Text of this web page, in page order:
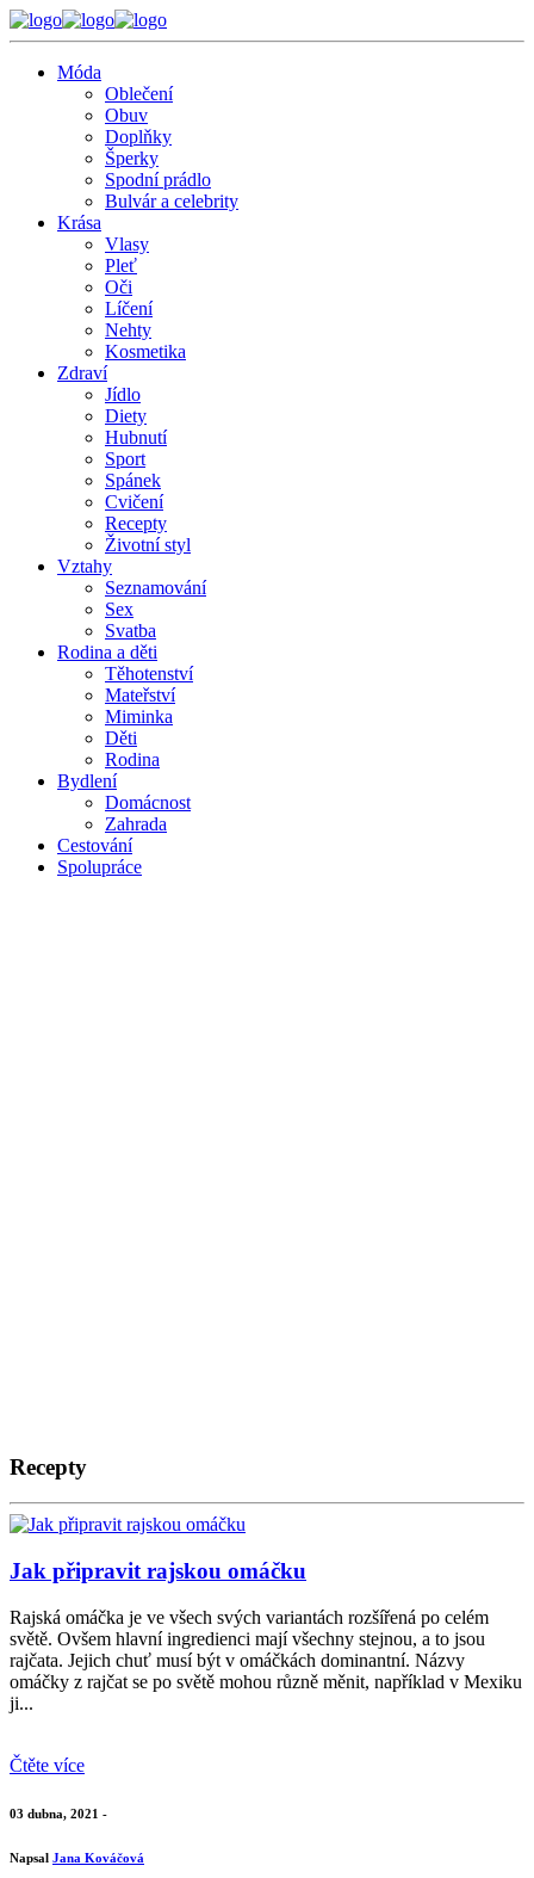
Móda
Oblečení
Obuv
Doplňky
Šperky
Spodní prádlo
Bulvár a celebrity
Krása
Vlasy
Pleť
Oči
Líčení
Nehty
Kosmetika
Zdraví
Jídlo
Diety
Hubnutí
Sport
Spánek
Cvičení
Recepty
Životní styl
Vztahy
Seznamování
Sex
Svatba
Rodina a děti
Těhotenství
Mateřství
Miminka
Děti
Rodina
Bydlení
Domácnost
Zahrada
Cestování
Spolupráce
Recepty
Jak připravit rajskou omáčku
Rajská omáčka je ve všech svých variantách rozšířená po celém
světě. Ovšem hlavní ingredienci mají všechny stejnou, a to jsou
rajčata. Jejich chuť musí být v omáčkách dominantní. Názvy
omáčky z rajčat se po světě mohou různě měnit, například v Mexiku
ji...
Čtěte více
03 dubna, 2021 -
Napsal Jana Kováčová